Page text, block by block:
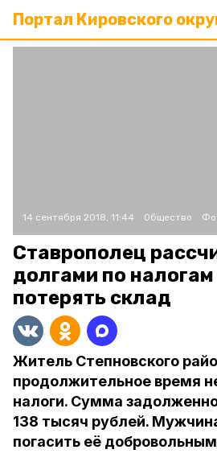
Портал Кировского
14 сентября 2018, 11:44 Общество
Ставрополец
долгами по налогам
потерять склад
Житель Степновского
продолжительное время
налоги. Сумма
138 тысяч рублей.
погасить её